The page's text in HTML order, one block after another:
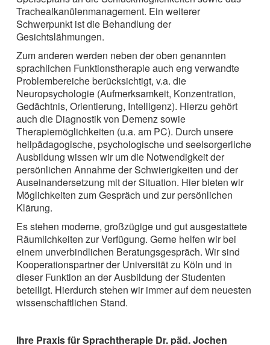
Trachealkanülenmanagement. Ein weiterer
Schwerpunkt ist die Behandlung der
Gesichtslähmungen.
Zum anderen werden neben der oben genannten
sprachlichen Funktionstherapie auch eng verwandte
Problembereiche berücksichtigt, v.a. die
Neuropsychologie (Aufmerksamkeit, Konzentration,
Gedächtnis, Orientierung, Intelligenz). Hierzu gehört
auch die Diagnostik von Demenz sowie
Therapiemöglichkeiten (u.a. am PC). Durch unsere
heilpädagogische, psychologische und seelsorgerliche
Ausbildung wissen wir um die Notwendigkeit der
persönlichen Annahme der Schwierigkeiten und der
Auseinandersetzung mit der Situation. Hier bieten wir
Möglichkeiten zum Gespräch und zur persönlichen
Klärung.
Es stehen moderne, großzügige und gut ausgestattete
Räumlichkeiten zur Verfügung. Gerne helfen wir bei
einem unverbindlichen Beratungsgespräch. Wir sind
Kooperationspartner der Universität zu Köln und in
dieser Funktion an der Ausbildung der Studenten
beteiligt. Hierdurch stehen wir immer auf dem neuesten
wissenschaftlichen Stand.
Ihre Praxis für Sprachtherapie Dr. päd. Jochen